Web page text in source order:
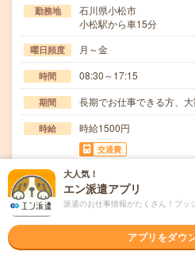
勤務地
石川県小松市
小松駅から車15分
曜日頻度 月～金
時間 08:30～17:15
期間 長期でお仕事できる方、大
時給 時給1500円
交通費
交通費規定内支給
仕事内容
ファイン機器部品のピッキ
帯業務。【取扱製品情報
職種未経験OK / ブランク
◆未経験OK！〇まずは事
大人気！
エン派遣アプリ
派遣のお仕事情報がたくさん！プッ
アプリをダウ